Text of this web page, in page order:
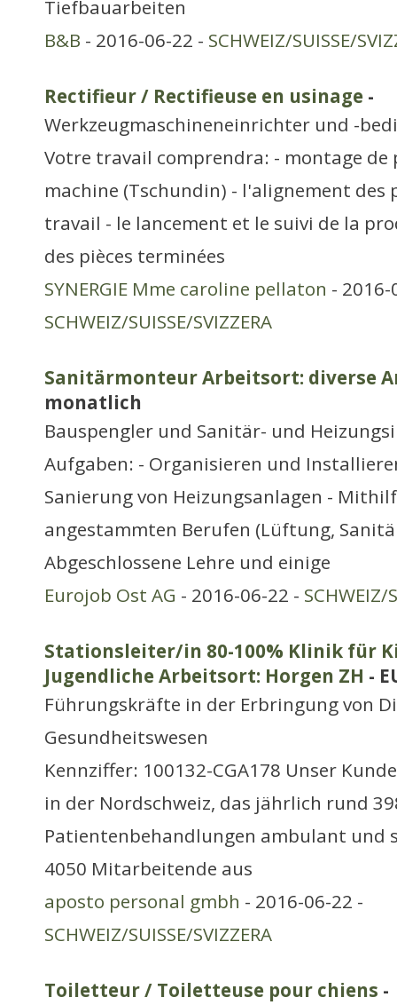
Tiefbauarbeiten
B&B - 2016-06-22 - SCHWEIZ/SUISSE/
Rectifieur / Rectifieuse en usinage -
Werkzeugmaschineneinrichter und -
Votre travail comprendra: - montage de
machine (Tschundin) - l'alignement des
travail - le lancement et le suivi de la
des pièces terminées
SYNERGIE Mme caroline pellaton - 2016-
SCHWEIZ/SUISSE/SVIZZERA
Sanitärmonteur Arbeitsort: diverse
monatlich
Bauspengler und Sanitär- und
Aufgaben: - Organisieren und
Sanierung von Heizungsanlagen -
angestammten Berufen (Lüftung,
Abgeschlossene Lehre und einige
Eurojob Ost AG - 2016-06-22 - SCHWEIZ/
Stationsleiter/in 80-100% Klinik für
Jugendliche Arbeitsort: Horgen ZH -
Führungskräfte in der Erbringung von
Gesundheitswesen
Kennziffer: 100132-CGA178 Unser
in der Nordschweiz, das jährlich rund
Patientenbehandlungen ambulant
4050 Mitarbeitende aus
aposto personal gmbh - 2016-06-22 -
SCHWEIZ/SUISSE/SVIZZERA
Toiletteur / Toiletteuse pour chiens -